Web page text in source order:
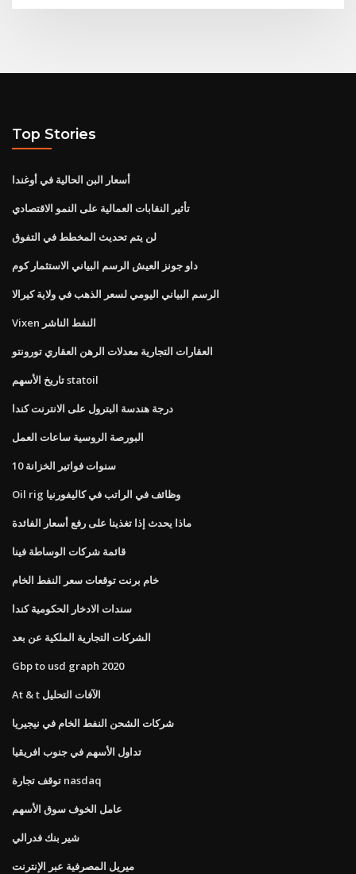
Top Stories
أسعار البن الحالية في أوغندا
تأثير النقابات العمالية على النمو الاقتصادي
لن يتم تحديث المخطط في التفوق
داو جونز العيش الرسم البياني الاستثمار كوم
الرسم البياني اليومي لسعر الذهب في ولاية كيرالا
Vixen النفط الناشر
العقارات التجارية معدلات الرهن العقاري تورونتو
تاريخ الأسهم statoil
درجة هندسة البترول على الانترنت كندا
البورصة الروسية ساعات العمل
10 سنوات فواتير الخزانة
Oil rig وظائف في الراتب في كاليفورنيا
ماذا يحدث إذا تغذينا على رفع أسعار الفائدة
قائمة شركات الوساطة فينا
خام برنت توقعات سعر النفط الخام
سندات الادخار الحكومية كندا
الشركات التجارية الملكية عن بعد
Gbp to usd graph 2020
At & t الآفات التحليل
شركات الشحن النفط الخام في نيجيريا
تداول الأسهم في جنوب افريقيا
توقف تجارة nasdaq
عامل الخوف سوق الأسهم
شير بنك فدرالي
ميريل المصرفية عبر الإنترنت